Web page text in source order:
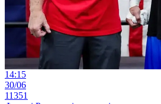
14:15
30/06
11351